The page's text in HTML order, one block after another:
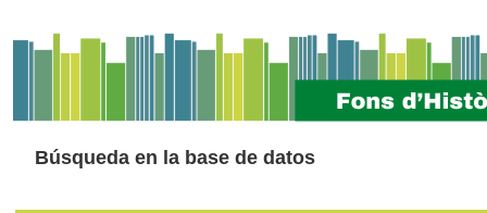
Búsqueda en la base de datos